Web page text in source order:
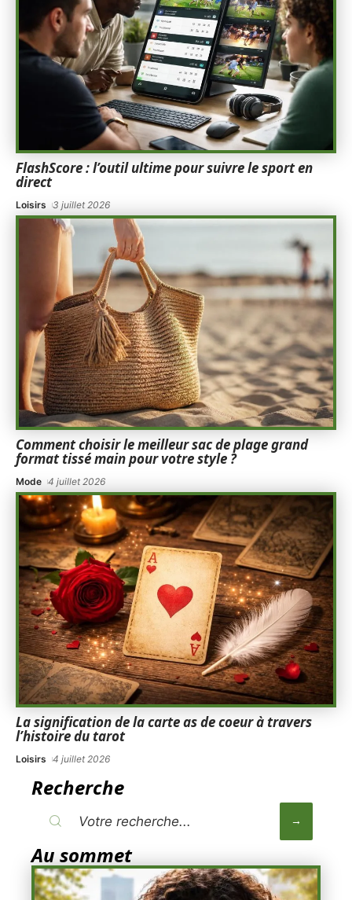
FlashScore : l’outil ultime pour suivre le sport en
direct
Loisirs 3 juillet 2026
Comment choisir le meilleur sac de plage grand
format tissé main pour votre style ?
Mode 4 juillet 2026
La signification de la carte as de coeur à travers
l’histoire du tarot
Loisirs 4 juillet 2026
Recherche
Au sommet